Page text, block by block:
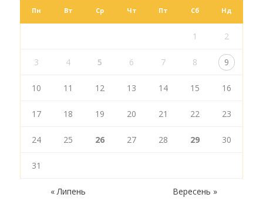
Пн Вт Ср Чт Пт Сб Нд
1 2
3 4 5 6 7 8 9
10 11 12 13 14 15 16
17 18 19 20 21 22 23
24 25 26 27 28 29 30
31
« Липень Вересень »